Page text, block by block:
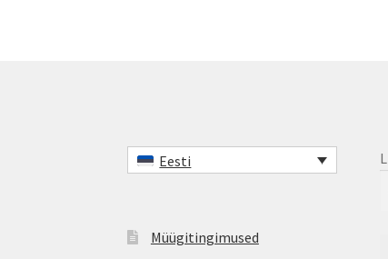
Eesti
Müügitingimused